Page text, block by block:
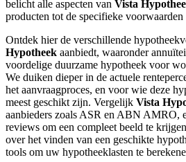
belicht alle aspecten van Vista
producten tot de specifieke
Ontdek hier de verschillende
Hypotheek aanbiedt, waaronder
voordelige duurzame hypotheek voor
We duiken dieper in de actuele
het aanvraagproces, en voor wie deze
meest geschikt zijn. Vergelijk Vista
aanbieders zoals ASR en ABN AMRO,
reviews om een compleet beeld te
over het vinden van een geschikte
tools om uw hypotheeklasten te